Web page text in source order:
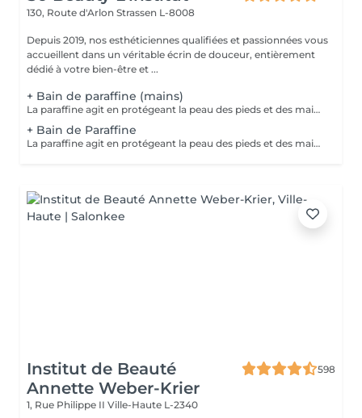
130, Route d'Arlon Strassen L-8008
Depuis 2019, nos esthéticiennes qualifiées et passionnées vous
accueillent dans un véritable écrin de douceur, entièrement
dédié à votre bien-être et ...
+ Bain de paraffine (mains)
La paraffine agit en protégeant la peau des pieds et des mains contre les agressions extérieures. Sa capacité de rétention d'eau favorise l'hydratation de la peau. Le traitement à la paraffine est idéal pour avoir des membres lisses. En effet, ce produit procure un effet rajeunissant à la peau, en plus de l'adoucir. Ce traitement est ainsi surtout recommandé à toute personne ayant la peau sèche.
+ Bain de Paraffine
La paraffine agit en protégeant la peau des pieds et des mains contre les agressions extérieures. Sa capacité de rétention d'eau favorise l'hydratation de la peau. Le traitement à la paraffine est idéal pour avoir des membres lisses. En effet, ce produit procure un effet rajeunissant à la peau, en plus de l'adoucir. Ce traitement est ainsi surtout recommandé à toute personne ayant la peau sèche.
Institut de Beauté
Annette Weber-Krier
598
1, Rue Philippe II Ville-Haute L-2340